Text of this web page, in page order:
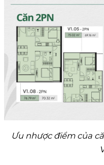
Ưu nhược điểm của